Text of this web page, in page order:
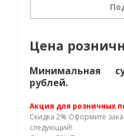
Цена
Минимальная
рублей.
Акция для розничных
Скидка 2% Оформите
следующий!